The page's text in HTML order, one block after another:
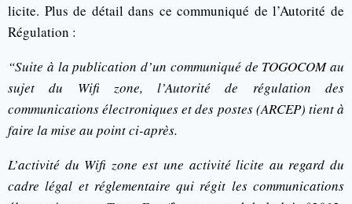
licite. Plus de détail dans ce communiqué del’Autorité de
Régulation :
“Suite à la publication d’un communiqué de TOGOCOM au
sujet du Wifi zone, l’Autorité de régulation des
communications électroniques et des postes (ARCEP) tient à
faire la mise au point ci-après.
L’activité du Wifi zone est une activité licite au regard du
cadre légal et réglementaire qui régit les communications